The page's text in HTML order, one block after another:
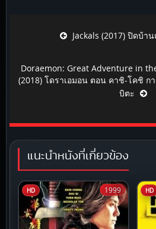
Post navigationJackals (2017) ปิดบ้า
Doraemon: Great Adventure in
(2018) โดราเอมอน ตอน คาชิ-โคชิ
บิตะ
แนะนำหนังที่เกี่ยวข้อง
HD 1999 HD